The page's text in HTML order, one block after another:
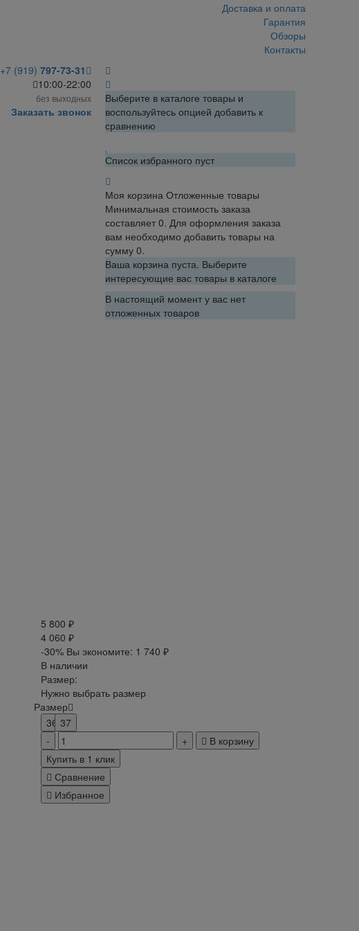
Доставка и оплата
Гарантия
Обзоры
Контакты
+7 (919) 797-73-31
10:00-22:00
без выходных
Заказать звонок
Выберите в каталоге товары и
воспользуйтесь опцией добавить к
сравнению
Список избранного пуст
Моя корзина Отложенные товары
Минимальная стоимость заказа
составляет 0. Для оформления заказа
вам необходимо добавить товары на
сумму 0.
Ваша корзина пуста. Выберите
интересующие вас товары в каталоге
В настоящий момент у вас нет
отложенных товаров
5 800 ₽
4 060 ₽
-30% Вы экономите: 1 740 ₽
В наличии
Размер:
Нужно выбрать размер
Размер
36 37
В корзину
Купить в 1 клик
Сравнение
Избранное